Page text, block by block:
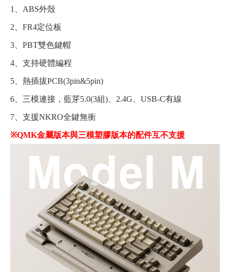
1、ABS外殼
2、FR4定位板
3、PBT雙色鍵帽
4、支持硬體編程
5、熱插拔PCB(3pin&5pin)
6、三模連接，藍芽5.0(3組)、2.4G、USB-C有線
7、支援NKRO全鍵無衝
※QMK金屬版本與三模塑膠版本的配件互不支援